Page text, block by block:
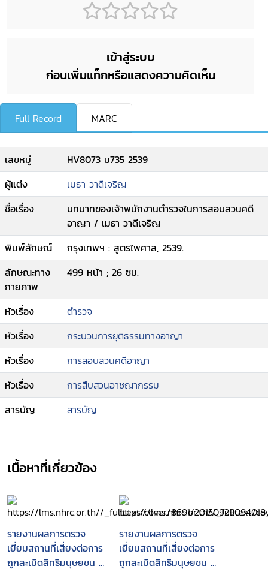
เข้าสู่ระบบ
ก่อนเพิ่มแท็กหรือแสดงความคิดเห็น
Full Record MARC
เลขหมู่
HV8073 ม735 2539
ผู้แต่ง
เมธา วาดีเจริญ
ชื่อเรื่อง
บทบาทของเจ้าพนักงานตำรวจในการสอบสวนคดี
อาญา / เมธา วาดีเจริญ
พิมพ์ลักษณ์
กรุงเทพฯ : สูตรไพศาล, 2539.
ลักษณะทาง
กายภาพ
499 หน้า ; 26 ซม.
หัวเรื่อง
ตำรวจ
หัวเรื่อง
กระบวนการยุติธรรมทางอาญา
หัวเรื่อง
การสอบสวนคดีอาญา
หัวเรื่อง
การสืบสวนอาชญากรรม
สารบัญ
สารบัญ
เนื้อหาที่เกี่ยวข้อง
รายงานผลการตรวจ
เยี่ยมสถานที่เสี่ยงต่อการ
ถูกละเมิดสิทธิมนุษยชน :
รายงานผลการตรวจ
เยี่ยมสถานที่เสี่ยงต่อการ
ถูกละเมิดสิทธิมนุษยชน :